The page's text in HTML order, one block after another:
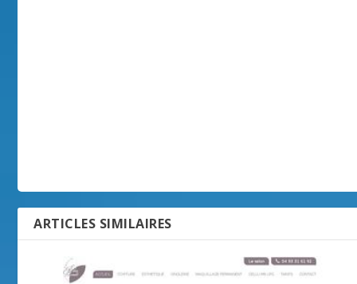
ARTICLES SIMILAIRES